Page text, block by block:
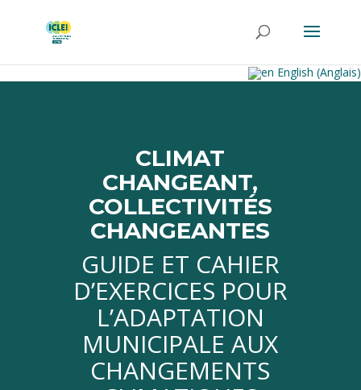
English (Anglais)
CLIMAT
CHANGEANT,
COLLECTIVITÉS
CHANGEANTES
GUIDE ET CAHIER
D’EXERCICES POUR
L’ADAPTATION
MUNICIPALE AUX
CHANGEMENTS